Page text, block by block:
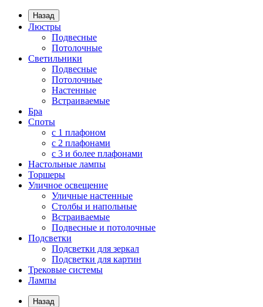
Назад
Люстры
Подвесные
Потолочные
Светильники
Подвесные
Потолочные
Настенные
Встраиваемые
Бра
Споты
с 1 плафоном
с 2 плафонами
с 3 и более плафонами
Настольные лампы
Торшеры
Уличное освещение
Уличные настенные
Столбы и напольные
Встраиваемые
Подвесные и потолочные
Подсветки
Подсветки для зеркал
Подсветки для картин
Трековые системы
Лампы
Назад